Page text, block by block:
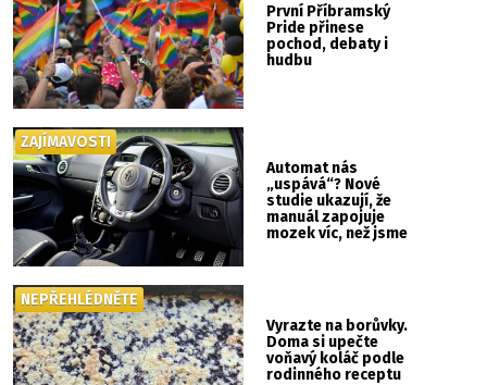
První Příbramský
Pride přinese
pochod, debaty i
hudbu
Automat nás
„uspává“? Nové
studie ukazují, že
manuál zapojuje
mozek víc, než jsme
ZAJÍMAVOSTI
Vyrazte na borůvky.
Doma si upečte
voňavý koláč podle
rodinného receptu
NEPŘEHLÉDNĚTE